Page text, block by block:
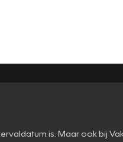
is. Maar ook bij